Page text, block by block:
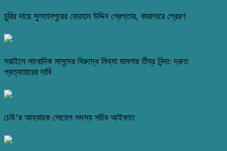
চুরির দায়ে সুলতানপুরের বোরহান উদ্দিন গ্রেপ্তার, কারাগারে প্রেরণ
সরাইলে সাংবাদিক মাসুদের বিরুদ্ধে মিথ্যা মামলার তীব্র নিন্দা: দ্রুত
প্রত্যাহারের দাবি
ঢেউ’র আহবায়ক সোহেল সদস্য সচিব আইফাত